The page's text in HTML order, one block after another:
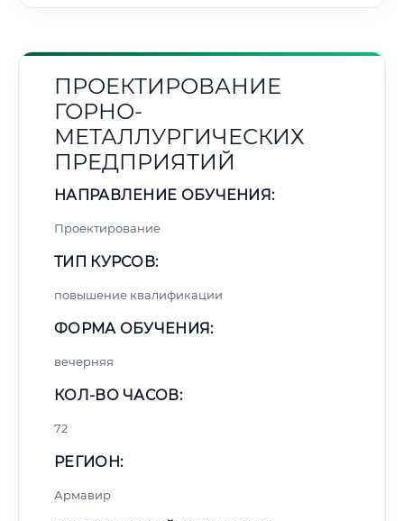
ПРОЕКТИРОВАНИЕ
ГОРНО-
МЕТАЛЛУРГИЧЕСКИХ
ПРЕДПРИЯТИЙ
НАПРАВЛЕНИЕ ОБУЧЕНИЯ:
Проектирование
ТИП КУРСОВ:
повышение квалификации
ФОРМА ОБУЧЕНИЯ:
вечерняя
КОЛ-ВО ЧАСОВ:
72
РЕГИОН:
Армавир